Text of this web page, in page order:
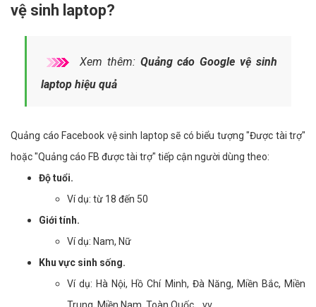
vệ sinh laptop?
Xem thêm: Quảng cáo Google vệ sinh
laptop hiệu quả
Quảng cáo Facebook vệ sinh laptop sẽ có biểu tượng "Được tài trợ"
hoặc "Quảng cáo FB được tài trợ" tiếp cận người dùng theo:
Độ tuổi.
Ví dụ: từ 18 đến 50
Giới tính.
Ví dụ: Nam, Nữ
Khu vực sinh sống.
Ví dụ: Hà Nội, Hồ Chí Minh, Đà Năng, Miền Bắc, Miền
Trung, Miền Nam, Toàn Quốc,...vv